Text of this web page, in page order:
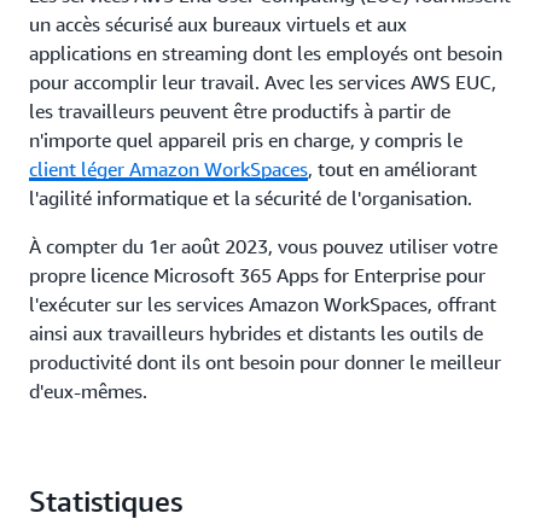
un accès sécurisé aux bureaux virtuels et aux
applications en streaming dont les employés ont besoin
pour accomplir leur travail. Avec les services AWS EUC,
les travailleurs peuvent être productifs à partir de
n'importe quel appareil pris en charge, y compris le
client léger Amazon WorkSpaces, tout en améliorant
l'agilité informatique et la sécurité de l'organisation.
À compter du 1er août 2023, vous pouvez utiliser votre
propre licence Microsoft 365 Apps for Enterprise pour
l'exécuter sur les services Amazon WorkSpaces, offrant
ainsi aux travailleurs hybrides et distants les outils de
productivité dont ils ont besoin pour donner le meilleur
d'eux-mêmes.
Statistiques